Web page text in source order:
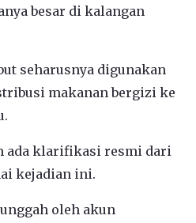
besar di kalangan
seharusnya digunakan
makanan bergizi ke
ada klarifikasi resmi dari
kejadian ini.
oleh akun